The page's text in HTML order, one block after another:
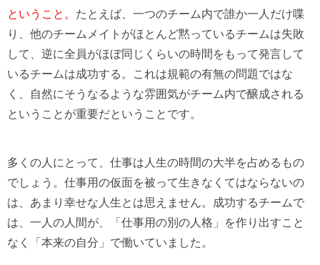
ということ。 たとえば、一つのチーム内で誰か一人だけ喋
り、他のチームメイトがほとんど黙っているチームは失敗
して、逆に全員がほぼ同じくらいの時間をもって発言して
いるチームは成功する。これは規範の有無の問題ではな
く、自然にそうなるような雰囲気がチーム内で醸成される
ということが重要だということです。
多くの人にとって、仕事は人生の時間の大半を占めるもの
でしょう。仕事用の仮面を被って生きなくてはならないの
は、あまり幸せな人生とは思えません。成功するチームで
は、一人の人間が、「仕事用の別の人格」を作り出すこと
なく「本来の自分」で働いていました。